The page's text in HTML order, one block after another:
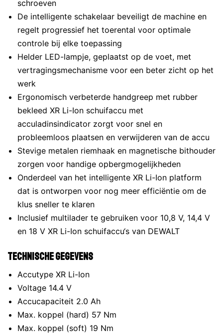
schroeven
De intelligente schakelaar beveiligt de machine en
regelt progressief het toerental voor optimale
controle bij elke toepassing
Helder LED-lampje, geplaatst op de voet, met
vertragingsmechanisme voor een beter zicht op het
werk
Ergonomisch verbeterde handgreep met rubber
bekleed XR Li-Ion schuifaccu met
acculadinsindicator zorgt voor snel en
probleemloos plaatsen en verwijderen van de accu
Stevige metalen riemhaak en magnetische bithouder
zorgen voor handige opbergmogelijkheden
Onderdeel van het intelligente XR Li-Ion platform
dat is ontworpen voor nog meer efficiëntie om de
klus sneller te klaren
Inclusief multilader te gebruiken voor 10,8 V, 14,4 V
en 18 V XR Li-Ion schuifaccu‘s van DEWALT
Technische gegevens
Accutype XR Li-Ion
Voltage 14.4 V
Accucapaciteit 2.0 Ah
Max. koppel (hard) 57 Nm
Max. koppel (soft) 19 Nm